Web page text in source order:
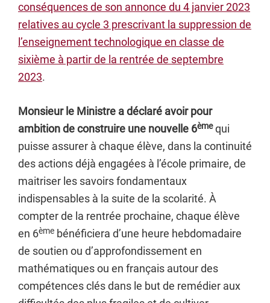
conséquences de son annonce du 4 janvier 2023
relatives au cycle 3 prescrivant la suppression de
l’enseignement technologique en classe de
sixième à partir de la rentrée de septembre
2023.
Monsieur le Ministre a déclaré avoir pour
ambition de construire une nouvelle 6ème qui
puisse assurer à chaque élève, dans la continuité
des actions déjà engagées à l’école primaire, de
maitriser les savoirs fondamentaux
indispensables à la suite de la scolarité. À
compter de la rentrée prochaine, chaque élève
en 6ème bénéficiera d’une heure hebdomadaire
de soutien ou d’approfondissement en
mathématiques ou en français autour des
compétences clés dans le but de remédier aux